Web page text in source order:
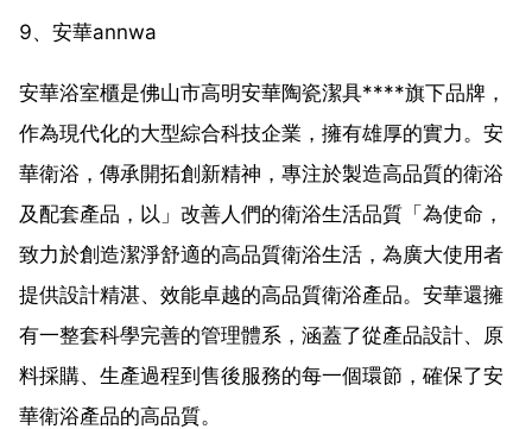
9、安華annwa
安華浴室櫃是佛山市高明安華陶瓷潔具****旗下品牌，
作為現代化的大型綜合科技企業，擁有雄厚的實力。安
華衛浴，傳承開拓創新精神，專注於製造高品質的衛浴
及配套產品，以」改善人們的衛浴生活品質「為使命，
致力於創造潔淨舒適的高品質衛浴生活，為廣大使用者
提供設計精湛、效能卓越的高品質衛浴產品。安華還擁
有一整套科學完善的管理體系，涵蓋了從產品設計、原
料採購、生產過程到售後服務的每一個環節，確保了安
華衛浴產品的高品質。